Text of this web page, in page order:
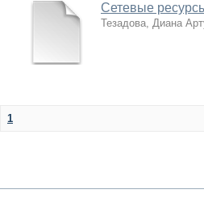
Сетевые
Тезадова, Диана
1